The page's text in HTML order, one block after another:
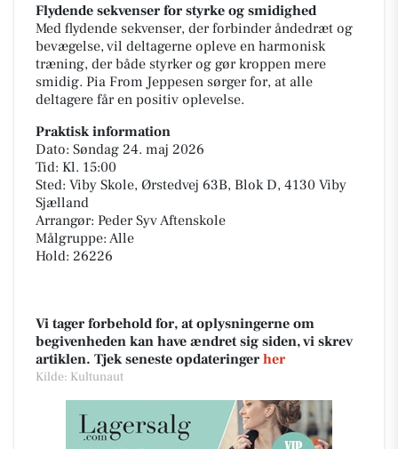
Flydende sekvenser for styrke og smidighed
Med flydende sekvenser, der forbinder åndedræt og
bevægelse, vil deltagerne opleve en harmonisk
træning, der både styrker og gør kroppen mere
smidig. Pia From Jeppesen sørger for, at alle
deltagere får en positiv oplevelse.
Praktisk information
Dato: Søndag 24. maj 2026
Tid: Kl. 15:00
Sted: Viby Skole, Ørstedvej 63B, Blok D, 4130 Viby
Sjælland
Arrangør: Peder Syv Aftenskole
Målgruppe: Alle
Hold: 26226
Vi tager forbehold for, at oplysningerne om
begivenheden kan have ændret sig siden, vi skrev
artiklen. Tjek seneste opdateringer her
Kilde: Kultunaut